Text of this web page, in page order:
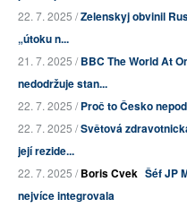
22. 7. 2025 /Zelenskyj obvinil
„útoku n...
21. 7. 2025 /BBC The World At
nedodržuje stan...
22. 7. 2025 /Proč to Česko
22. 7. 2025 /Světová
její rezide...
22. 7. 2025 /Boris Cvek Šéf JP
nejvíce integrovala